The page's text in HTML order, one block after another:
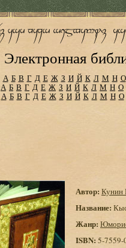
Электронная
А Б В Г Д Е Ж З И Й К Л М Н О
А Б В Г Д Е Ж З И Й К Л М Н О
А Б В Г Д Е Ж З И Й К Л М Н О
Автор: Кунин
Название:
Жанр:
ISBN: 5-7559-